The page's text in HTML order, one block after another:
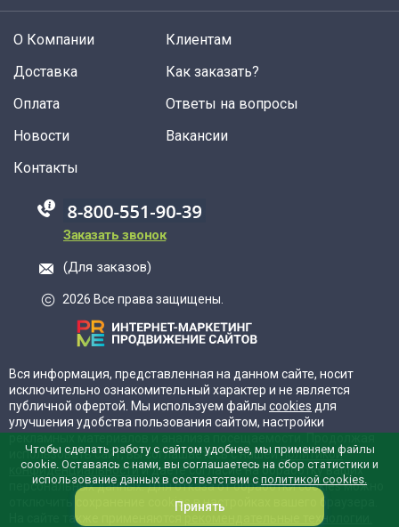
О Компании
Доставка
Оплата
Новости
Клиентам
Как заказать?
Ответы на вопросы
Вакансии
Контакты
88005555550
Заказать звонок
(Для заказов)
2026 Все права защищены.
Вся информация, представленная на данном сайте, носит
исключительно ознакомительный характер и не является
публичной офертой. Мы используем файлы cookies для
улучшения удобства пользования сайтом, настройки
использовать сайт, вы соглашаетесь с нашейполитикой
конфиденциальностии даёте согласие на обработку ваших
персональных данных. Для отказа от обработки cookies можно
отключить сохранение cookies в настройках вашего браузера.
На сайте также применяются рекомендательные технологии.
Чтобы сделать работу с сайтом удобнее, мы применяем файлы
cookie. Оставаясь с нами, вы соглашаетесь на сбор статистики и
использование данных в соответствии с политикой cookies.
Принять